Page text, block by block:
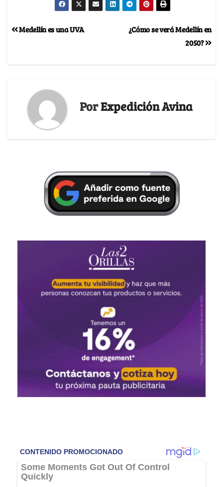
¿Cómo se verá Medellín en
2050?
Medellín es una UVA
PorExpedición Avina